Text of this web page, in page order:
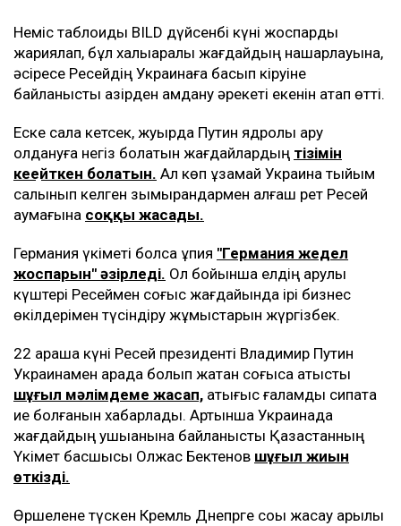
Неміс таблоиды BILD дүйсенбі күні жоспарды
жариялап, бұл халықаралық жағдайдың нашарлауына,
әсіресе Ресейдің Украинаға басып кіруіне
байланысты қазірден қамдану әрекеті екенін атап өтті.
Еске сала кетсек, жуырда Путин ядролық қару
қолдануға негіз болатын жағдайлардың тізімін
кеңейткен болатын. Ал көп ұзамай Украина тыйым
салынып келген зымырандармен алғаш рет Ресей
аумағына соққы жасады.
Германия үкіметі болса құпия "Германия жедел
жоспарын" әзірледі. Ол бойынша елдің қарулы
күштері Ресеймен соғыс жағдайында ірі бизнес
өкілдерімен түсіндіру жұмыстарын жүргізбек.
22 қараша күні Ресей президенті Владимир Путин
Украинамен арада болып жатқан соғысқа қатысты
шұғыл мәлімдеме жасап, қақтығыс ғаламдық сипатқа
ие болғанын хабарлады. Артынша Украинада
жағдайдың ушыққанына байланысты Қазақстанның
Үкімет басшысы Олжас Бектенов шұғыл жиын
өткізді.
Өршелене түскен Кремль Днепрге соққы жасау арқылы